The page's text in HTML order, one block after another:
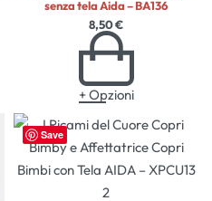
senza tela Aida – BA136
8,50€
+ Opzioni
Save